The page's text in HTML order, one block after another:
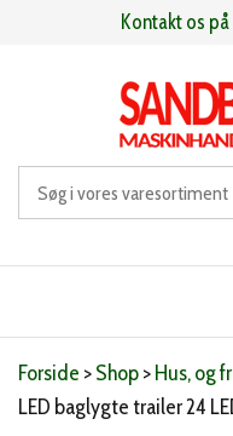
Kontakt os
Sandby smeden
Forside >Shop>Hus, og
LED baglygte trailer 24